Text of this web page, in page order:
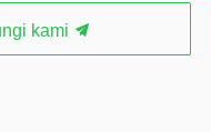
kami